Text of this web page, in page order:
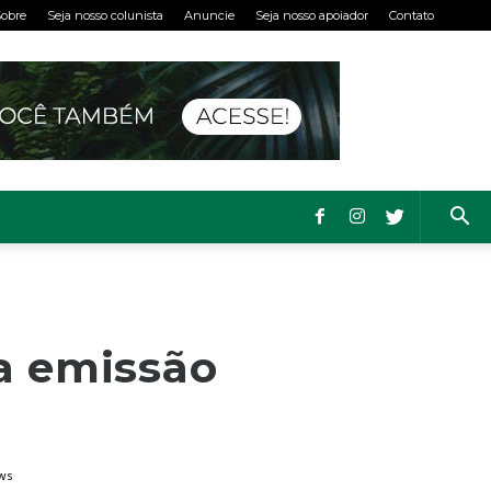
Seja nosso colunista Anuncie Seja nosso apoiador Contato
emissão